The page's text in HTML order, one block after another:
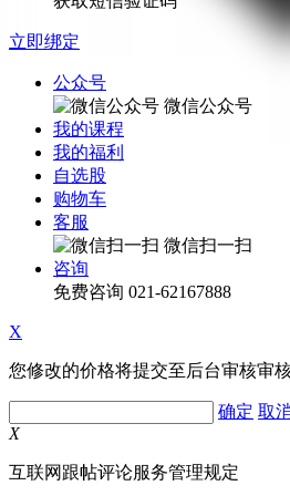
立即绑定
公众号
微信公众号
我的课程
我的福利
自选股
购物车
客服
微信扫一扫
咨询
免费咨询 021-62167888
X
您修改的价格将提交至后台审核审
确定 取
X
互联网跟帖评论服务管理规定